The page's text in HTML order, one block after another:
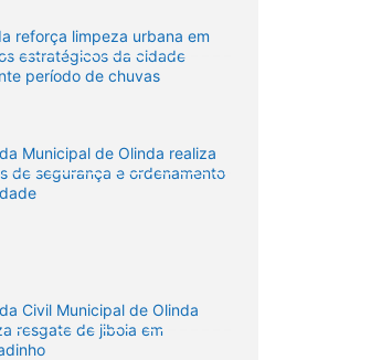
reforça limpeza urbana em
estratégicos da cidade
período de chuvas
Municipal de Olinda realiza
de segurança e ordenamento
Civil Municipal de Olinda
resgate de jiboia em